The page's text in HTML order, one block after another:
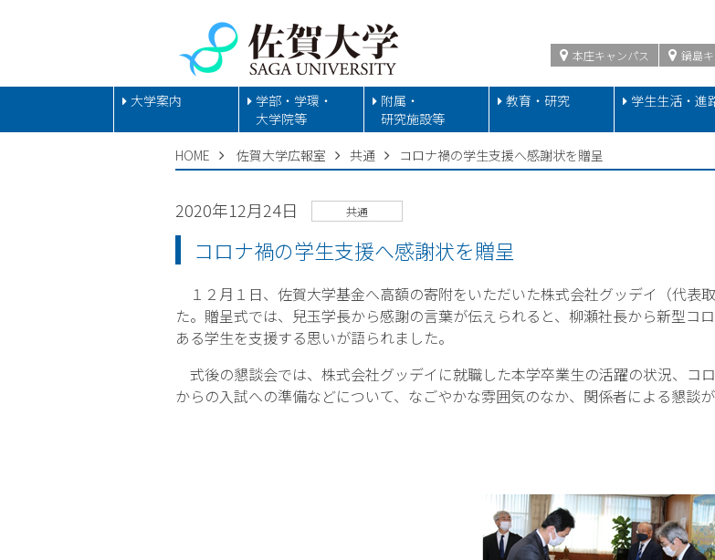
本庄キャンパス 鍋島
大学案内
学部・学環・
大学院等
附属・
研究施設等
教育・研究 学生生活・進
HOME 佐賀大学広報室 共通 コロナ禍の学生支援へ感謝状を贈呈
2020年12月24日 共通
コロナ禍の学生支援へ感謝状を贈呈
１２月１日、佐賀大学基金へ高額の寄附をいただいた株式会社グッデイ（代
た。贈呈式では、兒玉学長から感謝の言葉が伝えられると、柳瀬社長から新型コ
ある学生を支援する思いが語られました。
式後の懇談会では、株式会社グッデイに就職した本学卒業生の活躍の状況、コ
からの入試への準備などについて、なごやかな雰囲気のなか、関係者による懇談が